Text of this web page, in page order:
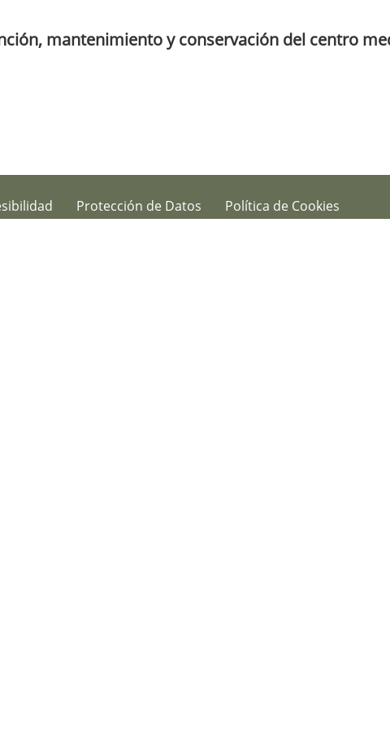
mantenimiento y conservación del centro
Protección de Datos Política de Cookies